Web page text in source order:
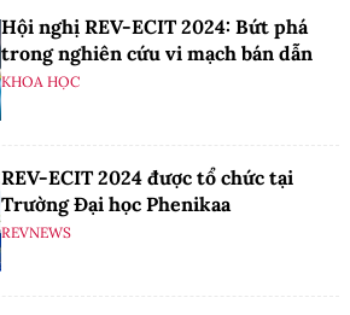
Hội nghị REV-ECIT 2024: Bứt phá
trong nghiên cứu vi mạch bán dẫn
KHOA HỌC
REV-ECIT 2024 được tổ chức tại
Trường Đại học Phenikaa
REVNEWS